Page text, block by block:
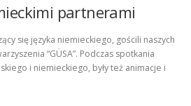
partnerami
się języka niemieckiego, gościli naszych
“GÜSA”. Podczas spotkania
i niemieckiego, były też animacje i